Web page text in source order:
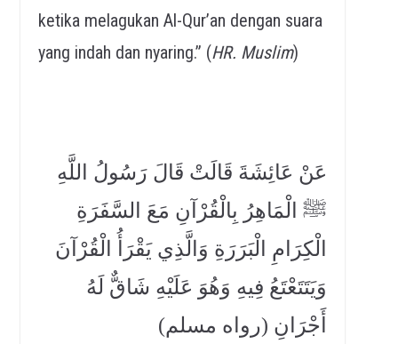
ketika melagukan Al-Qur’an dengan suara
yang indah dan nyaring.” (HR. Muslim)
عَنْ عَائِشَةَ قَالَتْ قَالَ رَسُولُ اللَّهِ
ﷺ الْمَاهِرُ بِالْقُرْآنِ مَعَ السَّفَرَةِ
الْكِرَامِ الْبَرَرَةِ وَالَّذِي يَقْرَأُ الْقُرْآنَ
وَيَتَتَعْتَعُ فِيهِ وَهُوَ عَلَيْهِ شَاقٌّ لَهُ
أَجْرَانِ (رواه مسلم)